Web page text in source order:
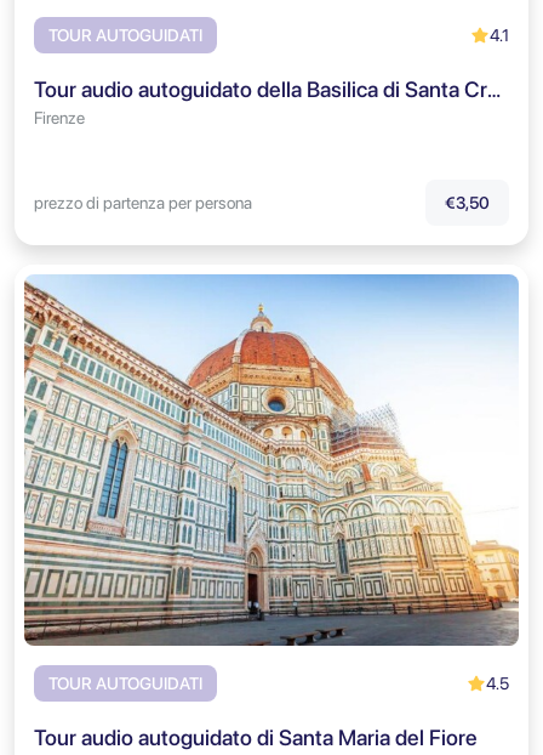
TOUR AUTOGUIDATI 4.1
Tour audio autoguidato della Basilica di Santa Croce
Firenze
prezzo di partenza per persona €3,50
TOUR AUTOGUIDATI 4.5
Tour audio autoguidato di Santa Maria del Fiore